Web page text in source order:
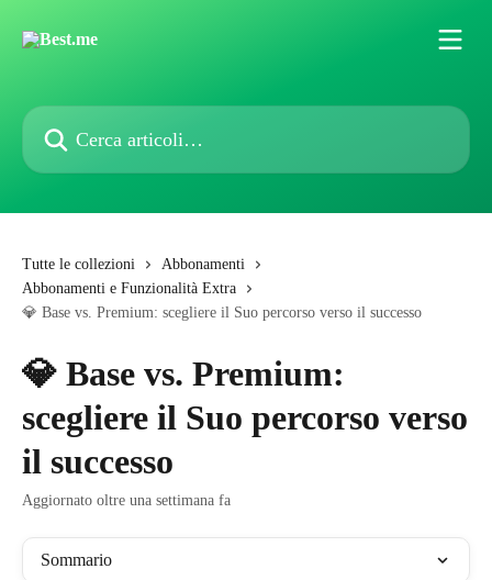
Cerca articoli…
Tutte le collezioni
Abbonamenti
Abbonamenti e Funzionalità Extra
💎 Base vs. Premium: scegliere il Suo percorso verso il successo
💎 Base vs. Premium:
scegliere il Suo percorso verso
il successo
Aggiornato oltre una settimana fa
Sommario